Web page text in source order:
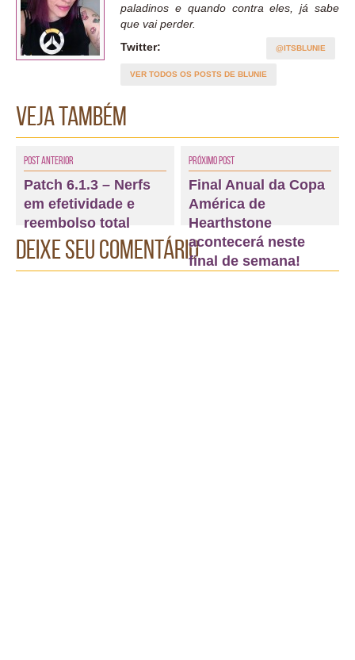
paladinos e quando contra eles, já sabe
que vai perder.
Twitter:
@ITSBLUNIE
VER TODOS OS POSTS DE BLUNIE
Veja também
Post Anterior
Patch 6.1.3 – Nerfs
em efetividade e
reembolso total
Próximo Post
Final Anual da Copa
América de
Hearthstone
acontecerá neste
final de semana!
Deixe seu comentário